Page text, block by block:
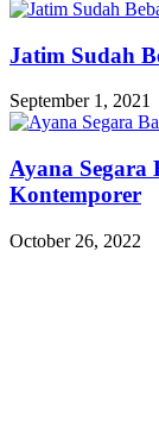
Jatim Sudah
September 1, 2021
Ayana Segara
Kontemporer
October 26, 2022